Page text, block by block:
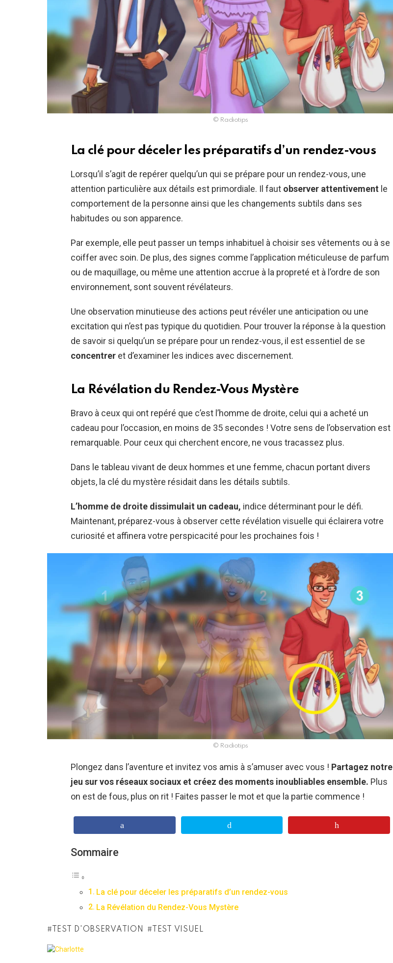
© Radiotips
La clé pour déceler les préparatifs d’un rendez-vous
Lorsqu’il s’agit de repérer quelqu’un qui se prépare pour un rendez-vous, une
attention particulière aux détails est primordiale. Il faut observer attentivement le
comportement de la personne ainsi que les changements subtils dans ses
habitudes ou son apparence.
Par exemple, elle peut passer un temps inhabituel à choisir ses vêtements ou à se
coiffer avec soin. De plus, des signes comme l’application méticuleuse de parfum
ou de maquillage, ou même une attention accrue à la propreté et à l’ordre de son
environnement, sont souvent révélateurs.
Une observation minutieuse des actions peut révéler une anticipation ou une
excitation qui n’est pas typique du quotidien. Pour trouver la réponse à la question
de savoir si quelqu’un se prépare pour un rendez-vous, il est essentiel de se
concentrer et d’examiner les indices avec discernement.
La Révélation du Rendez-Vous Mystère
Bravo à ceux qui ont repéré que c’est l’homme de droite, celui qui a acheté un
cadeau pour l’occasion, en moins de 35 secondes ! Votre sens de l’observation est
remarquable. Pour ceux qui cherchent encore, ne vous tracassez plus.
Dans le tableau vivant de deux hommes et une femme, chacun portant divers
objets, la clé du mystère résidait dans les détails subtils.
L’homme de droite dissimulait un cadeau, indice déterminant pour le défi.
Maintenant, préparez-vous à observer cette révélation visuelle qui éclairera votre
curiosité et affinera votre perspicacité pour les prochaines fois !
© Radiotips
Plongez dans l’aventure et invitez vos amis à s’amuser avec vous ! Partagez notre
jeu sur vos réseaux sociaux et créez des moments inoubliables ensemble. Plus
on est de fous, plus on rit ! Faites passer le mot et que la partie commence !
Sommaire
La clé pour déceler les préparatifs d’un rendez-vous
La Révélation du Rendez-Vous Mystère
TEST D'OBSERVATION TEST VISUEL